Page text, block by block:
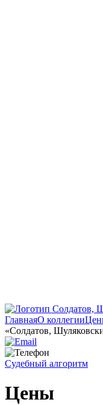
ГлавнаяО коллегии
«Солдатов,
Судебный алгоритм
Цены